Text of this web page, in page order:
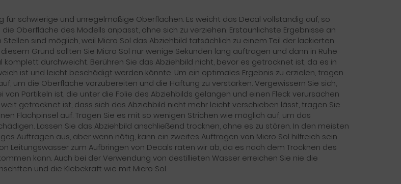
für schwierige und unregelmäßige Oberflächen. Es weicht das Decal vollständig auf, so
Oberfläche des Modells anpasst, ohne sich zu verziehen. Erstaunlichste Ergebnisse an
sind möglich, weil Micro Sol das Abziehbild tatsächlich zu einem Teil der lackierten
Grund sollten Sie Micro Sol nur wenige Sekunden lang auftragen und dann in Ruhe
komplett durchweicht. Berühren Sie das Abziehbild nicht, bevor es getrocknet ist, da es in
ist und leicht beschädigt werden könnte. Um ein optimales Ergebnis zu erzielen, tragen
um die Oberfläche vorzubereiten und die Haftung zu verstärken. Vergewissern Sie sich,
von Partikeln ist, die unter die Folie des Abziehbilds gelangen und einen Fleck verursachen
getrocknet ist, dass sich das Abziehbild nicht mehr leicht verschieben lässt, tragen Sie
Flachpinsel auf. Tragen Sie es mit so wenigen Strichen wie möglich auf, um das
Lassen Sie das Abziehbild anschließend trocknen, ohne es zu stören. In den meisten
Auftragen aus, aber wenn nötig, kann ein zweites Auftragen von Micro Sol hilfreich sein.
Leitungswasser zum Aufbringen von Decals raten wir ab, da es nach dem Trocknen des
kann. Auch bei der Verwendung von destillieten Wasser erreichen Sie nie die
und die Klebekraft wie mit Micro Sol.